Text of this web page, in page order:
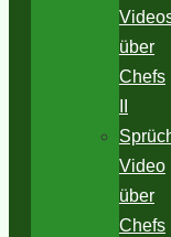
über
Chefs
Video
über
Chefs